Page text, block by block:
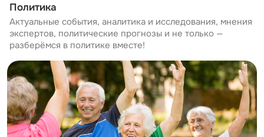
Политика
Актуальные события, аналитика и исследования, мнения
экспертов, политические прогнозы и не только —
разберёмся в политике вместе!